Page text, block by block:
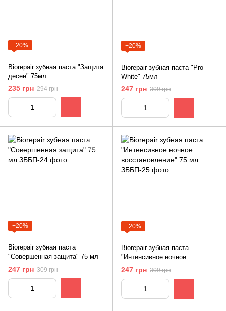
−20%
Biorepair зубная паста "Защита
десен" 75мл
235 грн 294 грн
−20%
Biorepair зубная паста "Pro
White" 75мл
247 грн 309 грн
−20%
Biorepair зубная паста
"Совершенная защита" 75 мл
247 грн 309 грн
−20%
Biorepair зубная паста
"Интенсивное ночное
восстановление" 75 мл
247 грн 309 грн